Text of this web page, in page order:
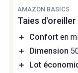
AMAZON BASICS
Taies
＋ Confort en
＋
Dimension
＋
Lot